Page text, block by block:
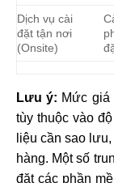
Dịch vụ cài
đặt tận nơi
(Onsite)
Lưu ý: Mức giá
tùy thuộc vào
liệu cần sao
hàng. Một số
đặt các phần